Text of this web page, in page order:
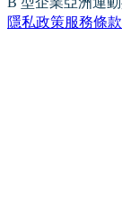
隱私政策服務條款